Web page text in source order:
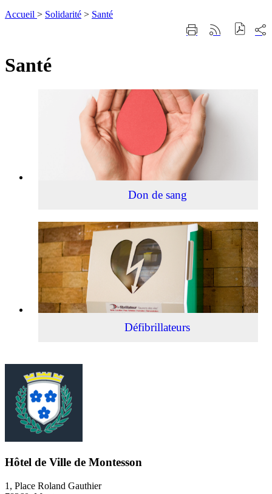
Accueil > Solidarité > Santé
ImprimerGénérer
sur
Santé
Don de sang
Défibrillateurs
Défibrillateurs
Hôtel de Ville de Montesson
1, Place Roland Gauthier